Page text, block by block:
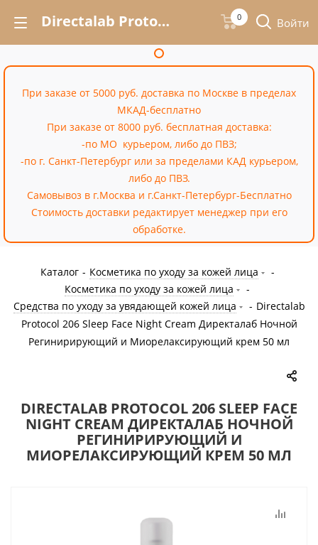
Directalab Protocol 206 Sleep Face Night Cream Директалаб Ночной Регинирирующий и Миорелаксирующий крем 50 мл – купить недорого в интернет-магазине «Cossale» 0 Войти
При заказе от 5000 руб. доставка по Москве в пределах
МКАД-бесплатно
При заказе от 8000 руб. бесплатная доставка:
-по МО курьером, либо до ПВЗ;
-по г. Санкт-Петербург или за пределами КАД курьером,
либо до ПВЗ.
Самовывоз в г.Москва и г.Санкт-Петербург-Бесплатно
Стоимость доставки редактирует менеджер при его
обработке.
Каталог - Косметика по уходу за кожей лица
-
Косметика по уходу за кожей лица
-
Средства по уходу за увядающей кожей лица
- Directalab
Protocol 206 Sleep Face Night Cream Директалаб Ночной
Регинирирующий и Миорелаксирующий крем 50 мл
DIRECTALAB PROTOCOL 206 SLEEP FACE
NIGHT CREAM ДИРЕКТАЛАБ НОЧНОЙ
РЕГИНИРИРУЮЩИЙ И
МИОРЕЛАКСИРУЮЩИЙ КРЕМ 50 МЛ